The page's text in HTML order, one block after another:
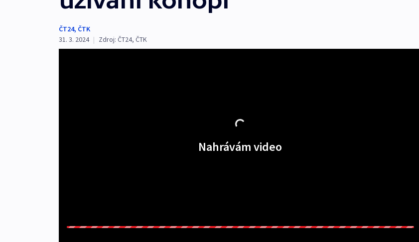
ČT24, ČTK
31. 3. 2024 | Zdroj: ČT24, ČTK
Nahrávám video